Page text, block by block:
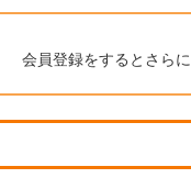
会員登録をするとさらに